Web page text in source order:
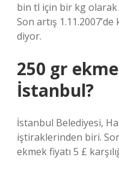
bin tl için bir kg
Son artış
diyor.
250 gr
İstanbul?
İstanbul Belediyesi,
iştiraklerinden biri.
ekmek fiyatı 5 £